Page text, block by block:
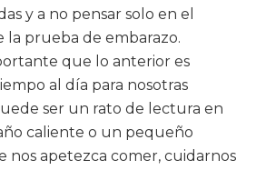
y a no pensar solo en el
la prueba de embarazo.
que lo anterior es
al día para nosotras
ser un rato de lectura en
caliente o un pequeño
nos apetezca comer, cuidarnos